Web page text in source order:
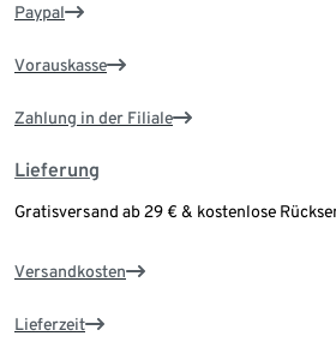
Paypal
Vorauskasse
Zahlung in der Filiale
Lieferung
Gratisversand ab 29 € & kostenlose
Versandkosten
Lieferzeit